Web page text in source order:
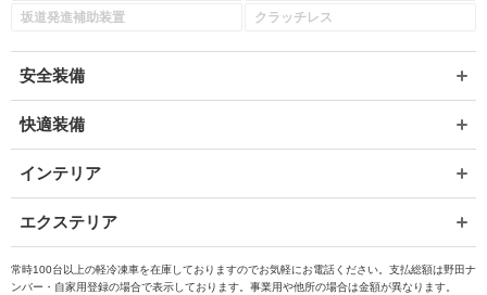
坂道発進補助装置
クラッチレス
安全装備
快適装備
インテリア
エクステリア
常時100台以上の軽冷凍車を在庫しておりますのでお気軽にお電話ください。支払総額は野田ナ
ンバー・自家用登録の場合で表示しております。事業用や他所の場合は金額が異なります。